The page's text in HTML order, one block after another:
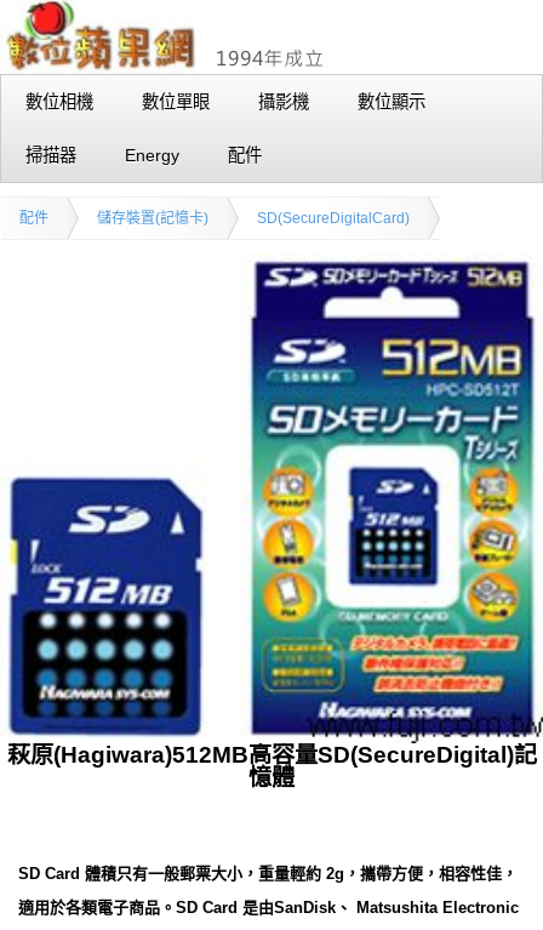
數位相機 數位單眼 攝影機 數位顯示
掃描器 Energy 配件
配件 儲存裝置(記憶卡) SD(SecureDigitalCard)
萩原(Hagiwara)512MB高容量SD(SecureDigital)記
憶體
SD Card 體積只有一般郵票大小，重量輕約 2g，攜帶方便，相容性佳，
適用於各類電子商品。SD Card 是由SanDisk、 Matsushita Electronic